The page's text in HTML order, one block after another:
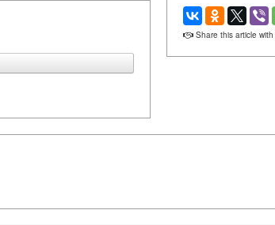
Share this article